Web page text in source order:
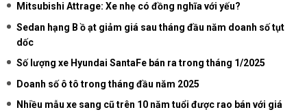
Mitsubishi Attrage: Xe nhẹ có đồng nghĩa với yếu?
Sedan hạng B ồ ạt giảm giá sau tháng đầu năm doanh số tụt
dốc
Số lượng xe Hyundai SantaFe bán ra trong tháng 1/2025
Doanh số ô tô trong tháng đầu năm 2025
Nhiều mẫu xe sang cũ trên 10 năm tuổi được rao bán với giá